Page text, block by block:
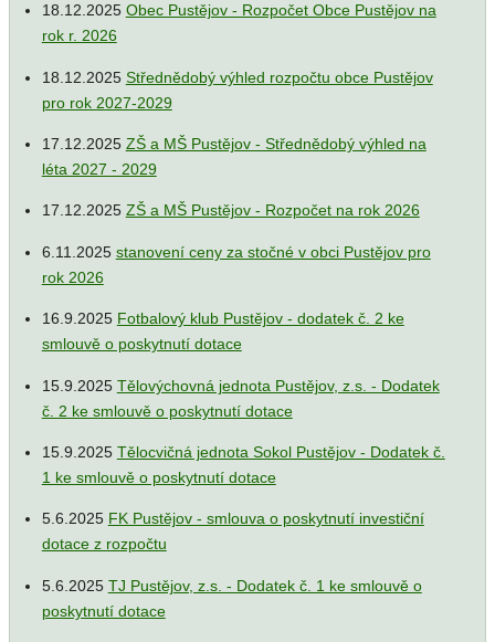
18.12.2025 Obec Pustějov - Rozpočet Obce Pustějov na
rok r. 2026
18.12.2025 Střednědobý výhled rozpočtu obce Pustějov
pro rok 2027-2029
17.12.2025 ZŠ a MŠ Pustějov - Střednědobý výhled na
léta 2027 - 2029
17.12.2025 ZŠ a MŠ Pustějov - Rozpočet na rok 2026
6.11.2025 stanovení ceny za stočné v obci Pustějov pro
rok 2026
16.9.2025 Fotbalový klub Pustějov - dodatek č. 2 ke
smlouvě o poskytnutí dotace
15.9.2025 Tělovýchovná jednota Pustějov, z.s. - Dodatek
č. 2 ke smlouvě o poskytnutí dotace
15.9.2025 Tělocvičná jednota Sokol Pustějov - Dodatek č.
1 ke smlouvě o poskytnutí dotace
5.6.2025 FK Pustějov - smlouva o poskytnutí investiční
dotace z rozpočtu
5.6.2025 TJ Pustějov, z.s. - Dodatek č. 1 ke smlouvě o
poskytnutí dotace